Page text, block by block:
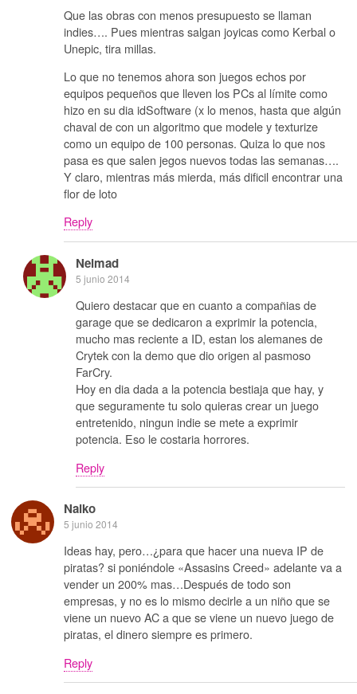
Que las obras con menos presupuesto se llaman
indies…. Pues mientras salgan joyicas como Kerbal o
Unepic, tira millas.
Lo que no tenemos ahora son juegos echos por
equipos pequeños que lleven los PCs al límite como
hizo en su dia idSoftware (x lo menos, hasta que algún
chaval de con un algoritmo que modele y texturize
como un equipo de 100 personas. Quiza lo que nos
pasa es que salen jegos nuevos todas las semanas….
Y claro, mientras más mierda, más dificil encontrar una
flor de loto
Reply
Neimad
5 junio 2014
Quiero destacar que en cuanto a compañias de
garage que se dedicaron a exprimir la potencia,
mucho mas reciente a ID, estan los alemanes de
Crytek con la demo que dio origen al pasmoso
FarCry.
Hoy en dia dada a la potencia bestiaja que hay, y
que seguramente tu solo quieras crear un juego
entretenido, ningun indie se mete a exprimir
potencia. Eso le costaria horrores.
Reply
Naiko
5 junio 2014
Ideas hay, pero…¿para que hacer una nueva IP de
piratas? si poniéndole «Assasins Creed» adelante va a
vender un 200% mas…Después de todo son
empresas, y no es lo mismo decirle a un niño que se
viene un nuevo AC a que se viene un nuevo juego de
piratas, el dinero siempre es primero.
Reply